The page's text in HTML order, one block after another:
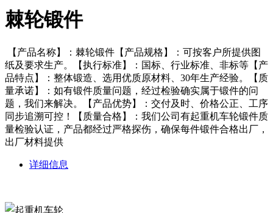
棘轮锻件
【产品名称】：棘轮锻件【产品规格】：可按客户所提供图
纸及要求生产。【执行标准】：国标、行业标准、非标等【产
品特点】：整体锻造、选用优质原材料、30年生产经验。【质
量承诺】：如有锻件质量问题，经过检验确实属于锻件的问
题，我们来解决。【产品优势】：交付及时、价格公正、工序
同步追溯可控！【质量合格】：我们公司有起重机车轮锻件质
量检验认证，产品都经过严格探伤，确保每件锻件合格出厂，
出厂材料提供
详细信息